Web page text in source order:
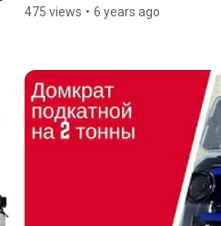
475 views • 6 years ago